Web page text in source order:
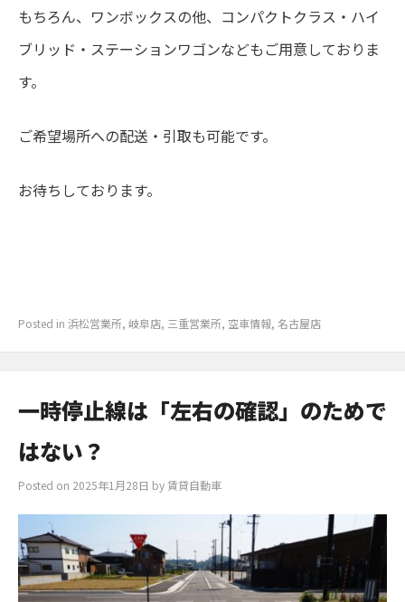
もちろん、ワンボックスの他、コンパクトクラス・ハイ
ブリッド・ステーションワゴンなどもご用意しておりま
す。
ご希望場所への配送・引取も可能です。
お待ちしております。
Posted in浜松営業所, 岐阜店, 三重営業所, 空車情報,名古屋店
一時停止線は「左右の確認」のためで
はない？
Posted on 2025年1月28日 by賃貸自動車